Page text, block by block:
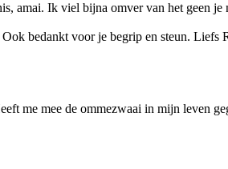
amai. Ik viel bijna omver van het geen
bedankt voor je begrip en steun. Liefs
me mee de ommezwaai in mijn leven